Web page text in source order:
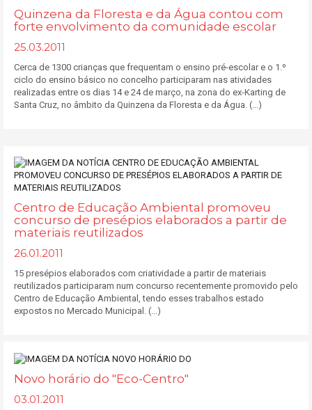
Quinzena da Floresta e da Água contou com
forte envolvimento da comunidade escolar
25.03.2011
Cerca de 1300 crianças que frequentam o ensino pré-escolar e o 1.º
ciclo do ensino básico no concelho participaram nas atividades
realizadas entre os dias 14 e 24 de março, na zona do ex-Karting de
Santa Cruz, no âmbito da Quinzena da Floresta e da Água. (...)
Centro de Educação Ambiental promoveu
concurso de presépios elaborados a partir de
materiais reutilizados
26.01.2011
15 presépios elaborados com criatividade a partir de materiais
reutilizados participaram num concurso recentemente promovido pelo
Centro de Educação Ambiental, tendo esses trabalhos estado
expostos no Mercado Municipal. (...)
Novo horário do "Eco-Centro"
03.01.2011